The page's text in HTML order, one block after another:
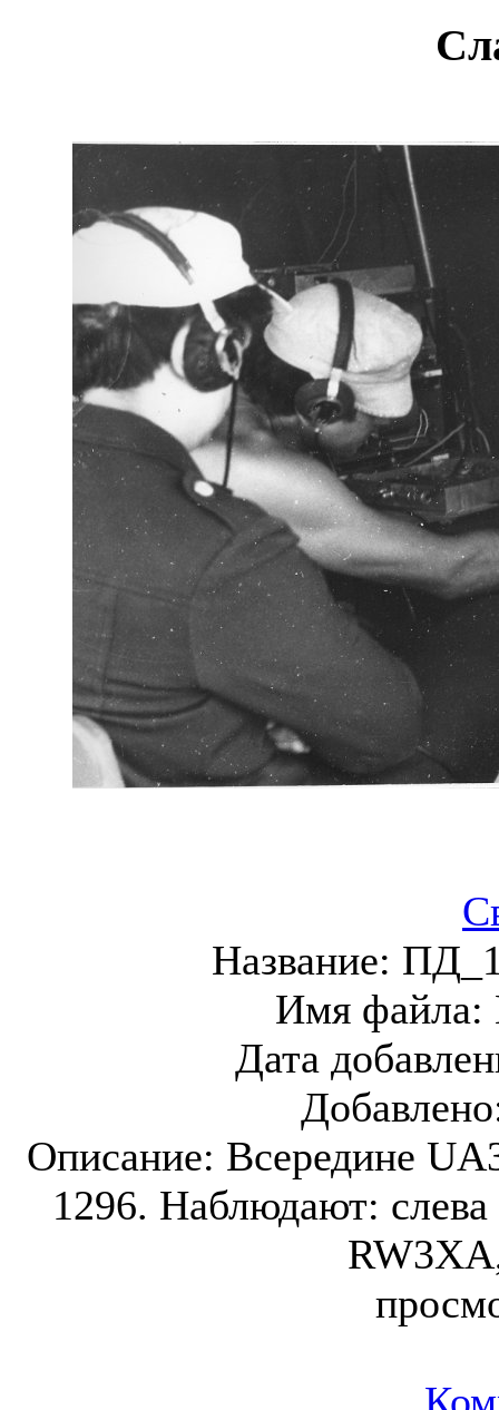
Название:
Имя файла:
Дата
Описание: Всередине
1296. Наблюдают: